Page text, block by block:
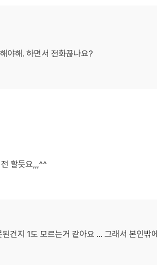
야해. 하면서 전화끊나요?
할듯요,,,^^
건지 1도 모르는거 같아요 ... 그래서 본인밖